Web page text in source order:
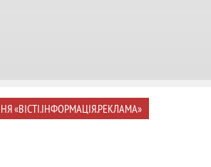
«ВІСТІ.ІНФОРМАЦІЯ.РЕКЛАМА»